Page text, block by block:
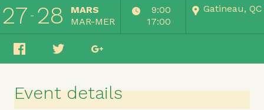
27 28
MARS
MAR-MER
9:00
17:00
Gatineau, QC
Event details